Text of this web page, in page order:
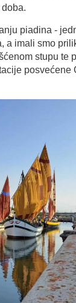
piadina -
a imali smo
stupu te
posvećene